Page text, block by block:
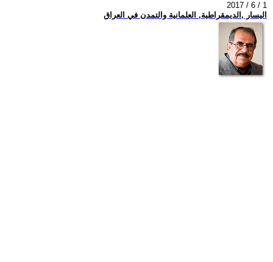
2017 / 6 / 1
اليسار ,الديمقراطية, العلمانية والتمدن في العراق